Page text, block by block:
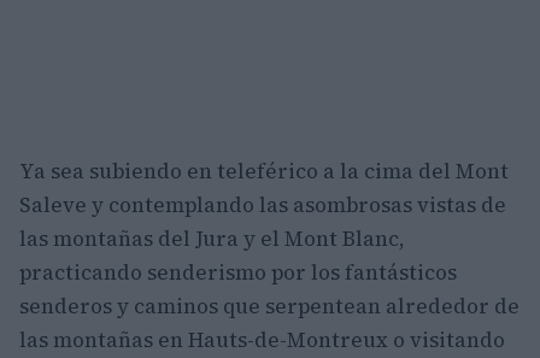
Ya sea subiendo en teleférico a la cima del Mont
Saleve y contemplando las asombrosas vistas de
las montañas del Jura y el Mont Blanc,
practicando senderismo por los fantásticos
senderos y caminos que serpentean alrededor de
las montañas en Hauts-de-Montreux o visitando